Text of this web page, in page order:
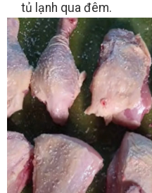
tủ lạnh qua đêm.